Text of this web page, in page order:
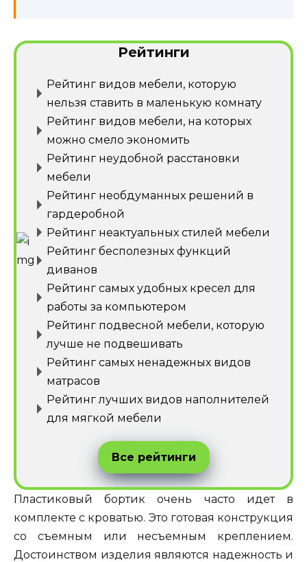
Рейтинги
Рейтинг видов мебели, которую
нельзя ставить в маленькую комнату
Рейтинг видов мебели, на которых
можно смело экономить
Рейтинг неудобной расстановки
мебели
Рейтинг необдуманных решений в
гардеробной
Рейтинг неактуальных стилей мебели
Рейтинг бесполезных функций
диванов
Рейтинг самых удобных кресел для
работы за компьютером
Рейтинг подвесной мебели, которую
лучше не подвешивать
Рейтинг самых ненадежных видов
матрасов
Рейтинг лучших видов наполнителей
для мягкой мебели
Все рейтинги
Пластиковый бортик очень часто идет в
комплекте с кроватью. Это готовая конструкция
со съемным или несъемным креплением.
Достоинством изделия являются надежность и